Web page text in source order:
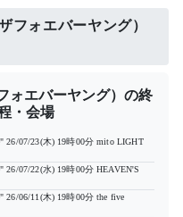
フォエバーヤング）
ォエバーヤング）の終
・会場
26/07/23(木) 19時00分 mito LIGHT
26/07/22(水) 19時00分 HEAVEN'S
26/06/11(木) 19時00分 the five